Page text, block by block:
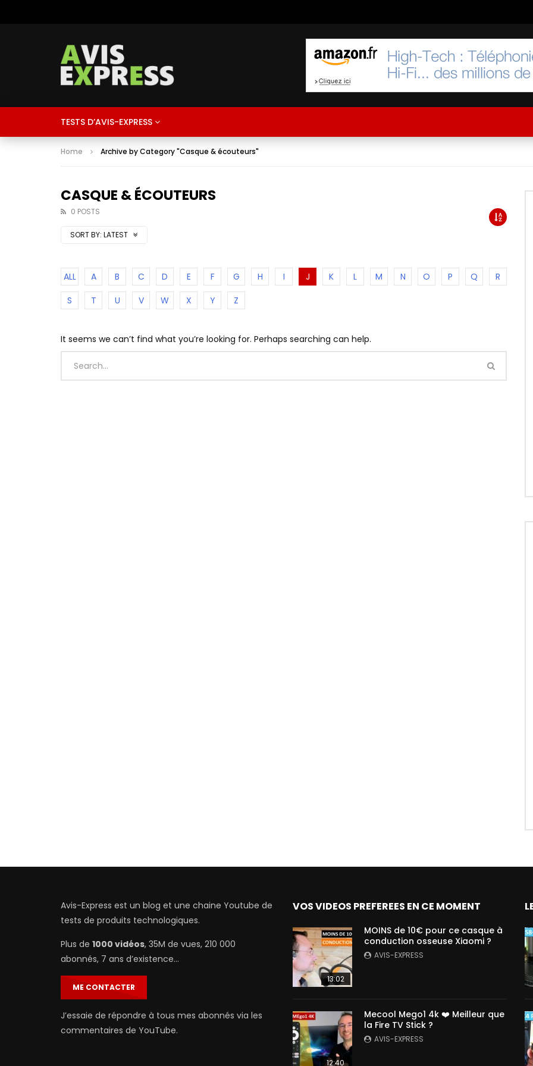
TESTS D’AVIS-EXPRESS
Home Archive by Category "Casque & écouteurs"
CASQUE & ÉCOUTEURS
0 POSTS
SORT BY: LATEST
ALL A B C D E F G H I J K L M N O P Q
R
S
T U V W X Y Z
It seems we can’t find what you’re looking for. Perhaps searching can help.
Avis-Express est un blog et une chaine Youtube de
tests de produits technologiques.
Plus de 1000 vidéos, 35M de vues, 210 000
abonnés, 7 ans d’existence…
ME CONTACTER
J’essaie de répondre à tous mes abonnés via les
commentaires de YouTube.
VOS VIDEOS PREFEREES EN CE MOMENT
13:02
MOINS de 10€ pour ce casque à
conduction osseuse Xiaomi ?
AVIS-EXPRESS
12:40
Mecool Mego1 4k ❤️ Meilleur que
la Fire TV Stick ?
AVIS-EXPRESS